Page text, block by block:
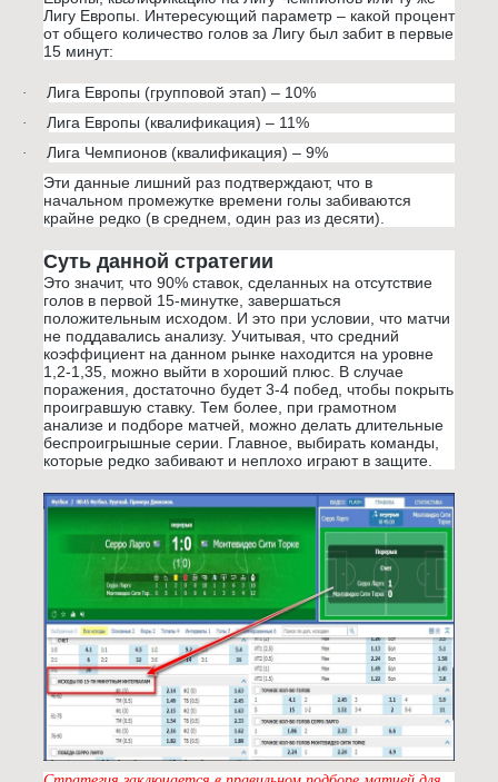
Лигу Европы. Интересующий параметр – какой процент
от общего количество голов за Лигу был забит в первые
15 минут:
· Лига Европы (групповой этап) – 10%
· Лига Европы (квалификация) – 11%
·
Лига Чемпионов (квалификация) – 9%
Эти данные лишний раз подтверждают, что в
начальном промежутке времени голы забиваются
крайне редко (в среднем, один раз из десяти).
Суть данной стратегии
Это значит, что 90% ставок, сделанных на отсутствие
голов в первой 15-минутке, завершаться
положительным исходом. И это при условии, что матчи
не поддавались анализу. Учитывая, что средний
коэффициент на данном рынке находится на уровне
1,2-1,35, можно выйти в хороший плюс. В случае
поражения, достаточно будет 3-4 побед, чтобы покрыть
проигравшую ставку. Тем более, при грамотном
анализе и подборе матчей, можно делать длительные
беспроигрышные серии. Главное, выбирать команды,
которые редко забивают и неплохо играют в защите.